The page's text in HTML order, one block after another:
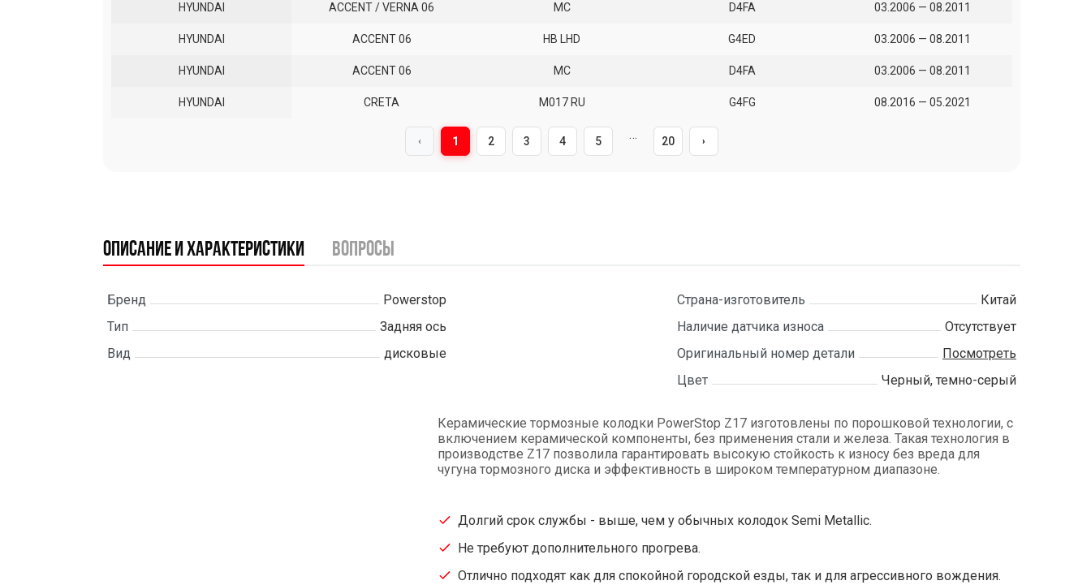
HYUNDAI ACCENT / VERNA 06 MC D4FA 03.2006 — 08.2011
HYUNDAI ACCENT 06 HB LHD G4ED 03.2006 — 08.2011
HYUNDAI ACCENT 06 MC D4FA 03.2006 — 08.2011
HYUNDAI CRETA M017 RU G4FG 08.2016 — 05.2021
‹ 1 2 3 4 5 … 20 ›
Описание и характеристики вопросы
Бренд
Powerstop
Тип
Задняя ось
Вид
дисковые
Страна-изготовитель
Китай
Наличие датчика износа
Отсутствует
Оригинальный номер детали
Посмотреть
Цвет
Черный, темно-серый
Керамические тормозные колодки PowerStop Z17 изготовлены по порошковой технологии, с
включением керамической компоненты, без применения стали и железа. Такая технология в
производстве Z17 позволила гарантировать высокую стойкость к износу без вреда для
чугуна тормозного диска и эффективность в широком температурном диапазоне.
Долгий срок службы - выше, чем у обычных колодок Semi Metallic.
Не требуют дополнительного прогрева.
Отлично подходят как для спокойной городской езды, так и для агрессивного вождения.